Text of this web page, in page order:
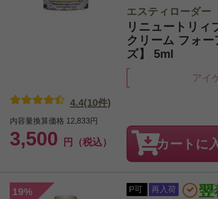
エスティローダー
リニュートリィ
クリーム フォ
ズ】 5ml
アイ
内容量換算価格 12,833円
3,500 円（税込）
4.4(10件)
カートに
19% P可 再入荷